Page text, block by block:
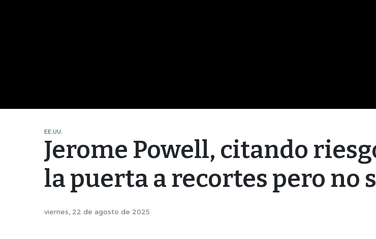
EE.UU.
Jerome Powell, citando
la puerta a recortes pero no
viernes, 22 de agosto de 2025